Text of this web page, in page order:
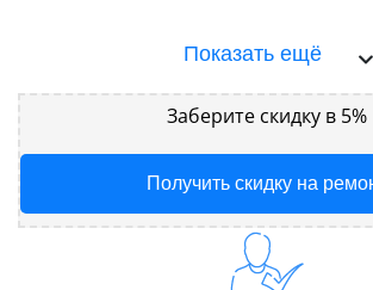
Показать ещё
Заберите скидку в 5%
Получить скидку на